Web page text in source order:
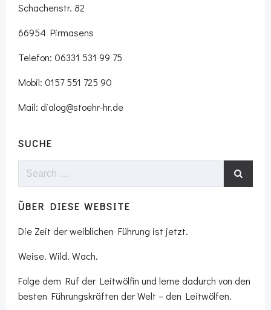
Schachenstr. 82
66954 Pirmasens
Telefon: 06331 531 99 75
Mobil: 0157 551 725 90
Mail: dialog@stoehr-hr.de
SUCHE
Search
ÜBER DIESE WEBSITE
Die Zeit der weiblichen Führung ist jetzt.
Weise. Wild. Wach.
Folge dem Ruf der Leitwölfin und lerne dadurch von den
besten Führungskräften der Welt – den Leitwölfen.